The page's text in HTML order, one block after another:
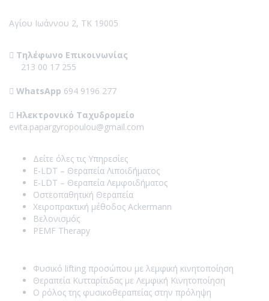
Αγίου Ιωάννου 2, ΤΚ 19005
Τηλέφωνο Επικοινωνίας
213 00 17 255
WhatsApp 694 9196 277
Ηλεκτρονικό Ταχυδρομείο
evita.papargyropoulou@gmail.com
Δείτε όλες τις Υπηρεσίες
E-LDT – Θεραπεία Λιποιδήματος
E-LDT – Θεραπεία Λεμφοιδήματος
Οστεοπαθητική Θεραπεία
Χειροπρακτική μέθοδος Ackermann
Βελονισμός
PEMF Therapy
Φυσικό lifting προσώπου με λεμφική κινητοποίηση
Θεραπεία Κυτταρίτιδας με Λεμφική Κινητοποίηση
Ο ρόλος της φυσικοθεραπείας στην πρόληψη